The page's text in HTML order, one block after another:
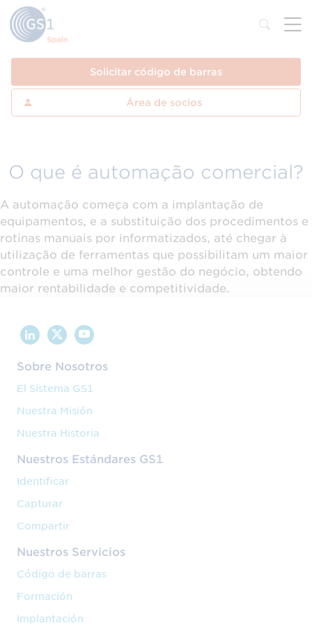
Solicitar código de barras
Área de socios
O que é automação comercial?
A automação começa com a implantação de
equipamentos, e a substituição dos procedimentos e
rotinas manuais por informatizados, até chegar à
utilização de ferramentas que possibilitam um maior
controle e uma melhor gestão do negócio, obtendo
maior rentabilidade e competitividade.​
Sobre Nosotros
El Sistema GS1
Nuestra Misión
Nuestra Historia
Nuestros Estándares GS1
Identificar
Capturar
Compartir
Nuestros Servicios
Código de barras
Formación
Implantación